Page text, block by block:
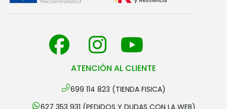
ATENCIÓN AL CLIENTE
699 114 823 (TIENDA FISICA)